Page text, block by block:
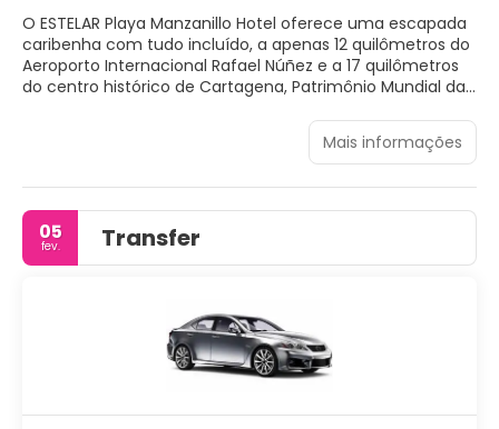
O ESTELAR Playa Manzanillo Hotel oferece uma escapada
caribenha com tudo incluído, a apenas 12 quilômetros do
Aeroporto Internacional Rafael Núñez e a 17 quilômetros
do centro histórico de Cartagena, Patrimônio Mundial da
Manzanillo del Mar Bay e o exclusivo campo de golfe de 18
buracos Karibana, este hotel à beira-mar possui
paisagismo contemporâneo, jardins exuberantes em 4, 5
hectares e serviço de transporte gratuito para o centro
da cidade oito vezes ao dia.
Mais informações
05
fev. Transfer